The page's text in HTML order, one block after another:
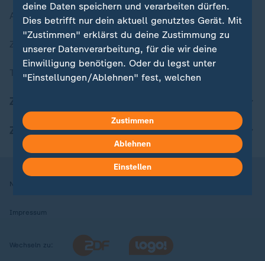
Aktuelle Sendungs-Videos
ZDFheute Stories
Themen im Überblick
ZDFheute Apps
Nutzungsbedingungen
Impressum
Wechseln zu:
deine Daten speichern und verarbeiten dürfen.
Dies betrifft nur dein aktuell genutztes Gerät. Mit
"Zustimmen" erklärst du deine Zustimmung zu
unserer Datenverarbeitung, für die wir deine
Einwilligung benötigen. Oder du legst unter
"Einstellungen/Ablehnen" fest, welchen
kannst du jederzeit mit Wirkung für die Zukunft
in deinen Einstellungen widerrufen oder ändern.
Hier findest du das Impressum.
Weitere Informationen findest du in unserer
Zustimmen
Ablehnen
Einstellen